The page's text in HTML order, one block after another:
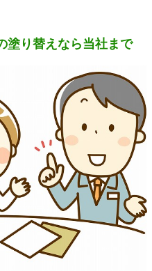
塗り替えなら当社まで